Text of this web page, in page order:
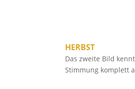
HERBST
Das zweite Bild
Stimmung komplett